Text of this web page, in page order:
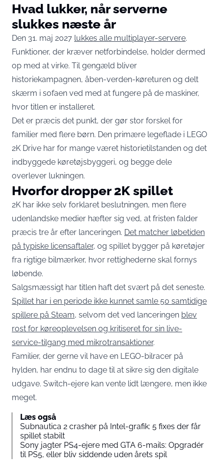
Hvad lukker, når serverne
slukkes næste år
Den 31. maj 2027 lukkes alle multiplayer-servere.
Funktioner, der kræver netforbindelse, holder dermed
op med at virke. Til gengæld bliver
historiekampagnen, åben-verden-køreturen og delt
skærm i sofaen ved med at fungere på de maskiner,
hvor titlen er installeret.
Det er præcis det punkt, der gør stor forskel for
familier med flere børn. Den primære legeflade i LEGO
2K Drive har for mange været historietilstanden og det
indbyggede køretøjsbyggeri, og begge dele
overlever lukningen.
Hvorfor dropper 2K spillet
2K har ikke selv forklaret beslutningen, men flere
udenlandske medier hæfter sig ved, at fristen falder
præcis tre år efter lanceringen. Det matcher løbetiden
på typiske licensaftaler, og spillet bygger på køretøjer
fra rigtige bilmærker, hvor rettighederne skal fornys
løbende.
Salgsmæssigt har titlen haft det svært på det seneste.
Spillet har i en periode ikke kunnet samle 50 samtidige
spillere på Steam, selvom det ved lanceringen blev
rost for køreoplevelsen og kritiseret for sin live-
service-tilgang med mikrotransaktioner.
Familier, der gerne vil have en LEGO-bilracer på
hylden, har endnu to dage til at sikre sig den digitale
udgave. Switch-ejere kan vente lidt længere, men ikke
meget.
Læs også
Subnautica 2 crasher på Intel-grafik: 5 fixes der får
spillet stabilt
Sony jagter PS4-ejere med GTA 6-mails: Opgradér
til PS5, eller bliv siddende uden årets spil